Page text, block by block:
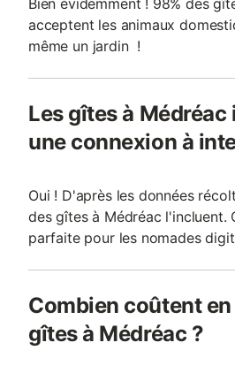
Bien évidemment ! 98% des
acceptent les animaux
même un jardin !
Les gîtes à
une connexion à
Oui ! D'après les données
des gîtes à Médréac l'incluent.
parfaite pour les nomades
Combien coûtent
gîtes à Médréac ?